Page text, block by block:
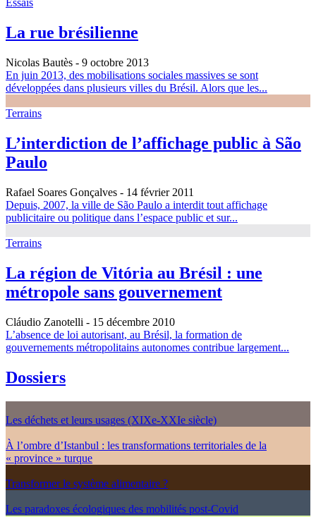
Essais
La rue brésilienne
Nicolas Bautès - 9 octobre 2013
En juin 2013, des mobilisations sociales massives se sont
développées dans plusieurs villes du Brésil. Alors que les...
Terrains
L’interdiction de l’affichage public à São
Paulo
Rafael Soares Gonçalves - 14 février 2011
Depuis, 2007, la ville de São Paulo a interdit tout affichage
publicitaire ou politique dans l’espace public et sur...
Terrains
La région de Vitória au Brésil : une
métropole sans gouvernement
Cláudio Zanotelli - 15 décembre 2010
L’absence de loi autorisant, au Brésil, la formation de
gouvernements métropolitains autonomes contribue largement...
Dossiers
Les déchets et leurs usages (XIXe-XXIe siècle)
À l’ombre d’Istanbul : les transformations territoriales de la
« province » turque
Transformer le système alimentaire ?
Les paradoxes écologiques des mobilités post-Covid